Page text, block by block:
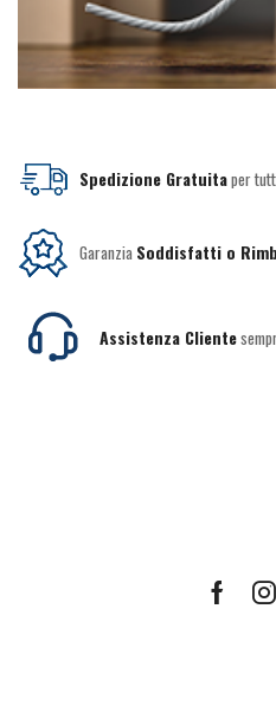
Spedizione Gratuitaper
Garanzia Soddisfatti o
Assistenza Cliente